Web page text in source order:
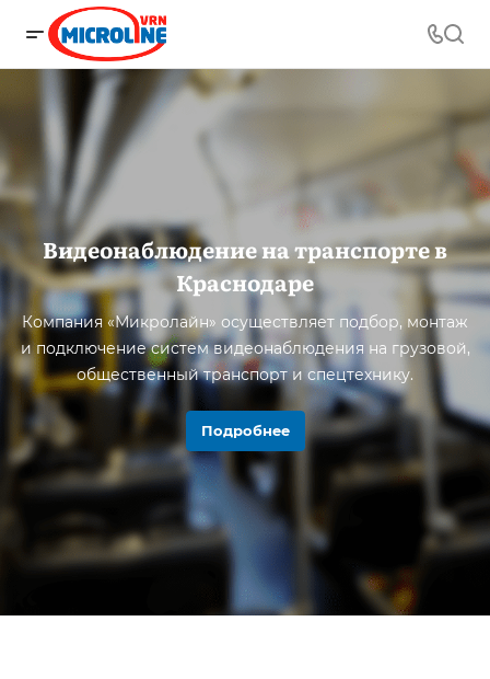
Видеонаблюдение на транспорте в
Краснодаре
Компания «Микролайн» осуществляет подбор, монтаж
и подключение систем видеонаблюдения на грузовой,
общественный транспорт и спецтехнику.
Подробнее